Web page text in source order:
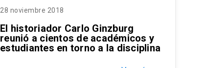
28 noviembre 2018
El historiador Carlo Ginzburg
reunió a cientos de académicos y
estudiantes en torno a la disciplina